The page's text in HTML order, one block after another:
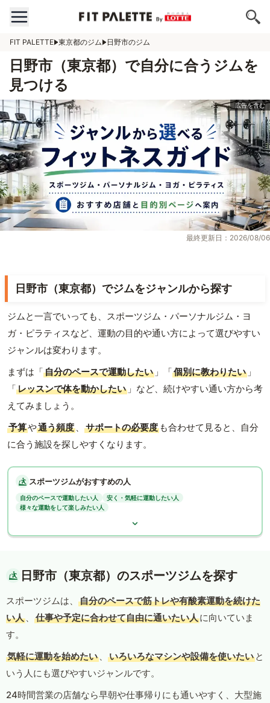
FIT PALETTE 東京都のジム 日野市のジム
日野市（東京都）で自分に合うジムを
見つける
最終更新日：2026/08/06
日野市（東京都）でジムをジャンルから探す
ジムと一言でいっても、スポーツジム・パーソナルジム・ヨ
ガ・ピラティスなど、運動の目的や通い方によって選びやすい
ジャンルは変わります。
まずは「自分のペースで運動したい 」「個別に教わりたい 」
「レッスンで体を動かしたい 」など、続けやすい通い方から考
えてみましょう。
予算や通う頻度 、 サポートの必要度 も合わせて見ると、自分
に合う施設を探しやすくなります。
スポーツジムがおすすめの人
自分のペースで運動したい人
安く・気軽に運動したい人
様々な運動をして楽しみたい人
日野市（東京都）のスポーツジムを探す
スポーツジムは、
自分のペースで筋トレや有酸素運動を続けた
い人 、 仕事や予定に合わせて自由に通いたい人に向いていま
す。
気軽に運動を始めたい 、 いろいろなマシンや設備を使いたい と
いう人にも選びやすいジャンルです。
24時間営業の店舗なら早朝や仕事帰りにも通いやすく、大型施